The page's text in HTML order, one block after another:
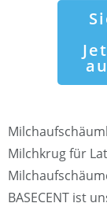
Milchkrug für
BASECENT ist